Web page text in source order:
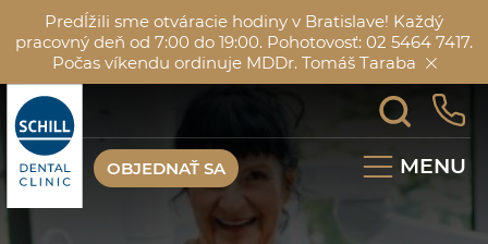
Predĺžili sme otváracie hodiny v Bratislave! Každý
pracovný deň od 7:00 do 19:00. Pohotovosť: 02 5464 7417.
Počas víkendu ordinuje MDDr. Tomáš Taraba
MENU
OBJEDNAŤ SA